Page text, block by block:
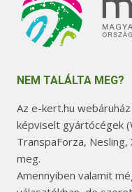
NEM TALÁLTA MEG?
Az e-kert.hu
képviselt gyártócégek
TranspaForza,
meg.
Amennyiben valamit